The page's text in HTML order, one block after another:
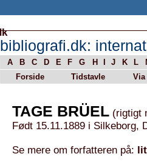
bibliografi.dk:
A B C D E F G H J K L
Forside
Tidstavle Via
TAGE BRÜEL (rigtigt
Født 15.11.1889 i Silkeborg,
Se mere om forfatteren på: